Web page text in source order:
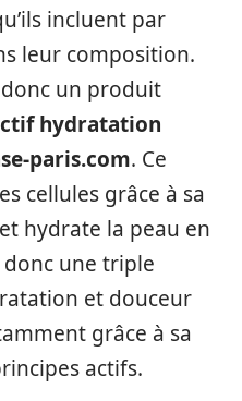
incluent par
leur composition.
un produit
hydratation
paris.com. Ce
cellules grâce à sa
hydrate la peau en
une triple
et douceur
grâce à sa
actifs.